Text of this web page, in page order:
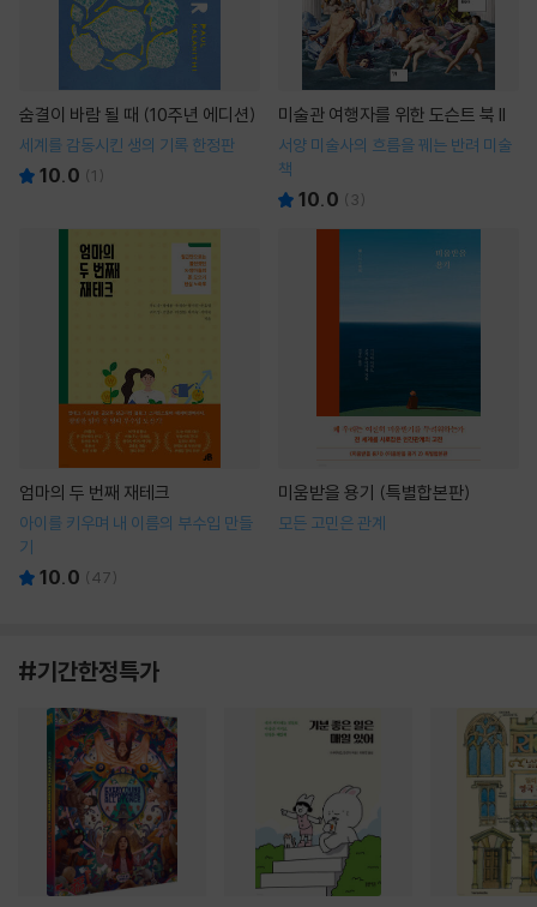
숨결이 바람 될 때 (10주년 에디션)
세계를 감동시킨 생의 기록 한정판
10.0 (1 )
미술관 여행자를 위한 도슨트 북 II
서양 미술사의 흐름을 꿰는 반려 미술
책
10.0 ( 3)
엄마의 두 번째 재테크
아이를 키우며 내 이름의 부수입 만들
기
10.0 (47)
미움받을 용기 (특별합본판)
모든 고민은 관계
#기간한정특가